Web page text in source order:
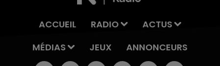
ACCUEIL RADIO
ACTUS
MÉDIAS
JEUX ANNONCEURS